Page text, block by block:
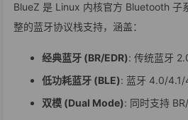
BlueZ 是 Linux 内核官方 Bluetooth 子
整的蓝牙协议栈支持，涵盖：
经典蓝牙 (BR/EDR): 传统蓝牙
低功耗蓝牙 (BLE): 蓝牙 4.0/
双模 (Dual Mode): 同时支持